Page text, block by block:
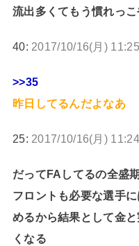
流出多くてもう慣れっこ
40: 2017/10/16(月)
>>35
昨日してるんだよなあ
25: 2017/10/16(月)
だってFAしてるの全盛
フロントも必要な選手
めるから結果として金
くなる